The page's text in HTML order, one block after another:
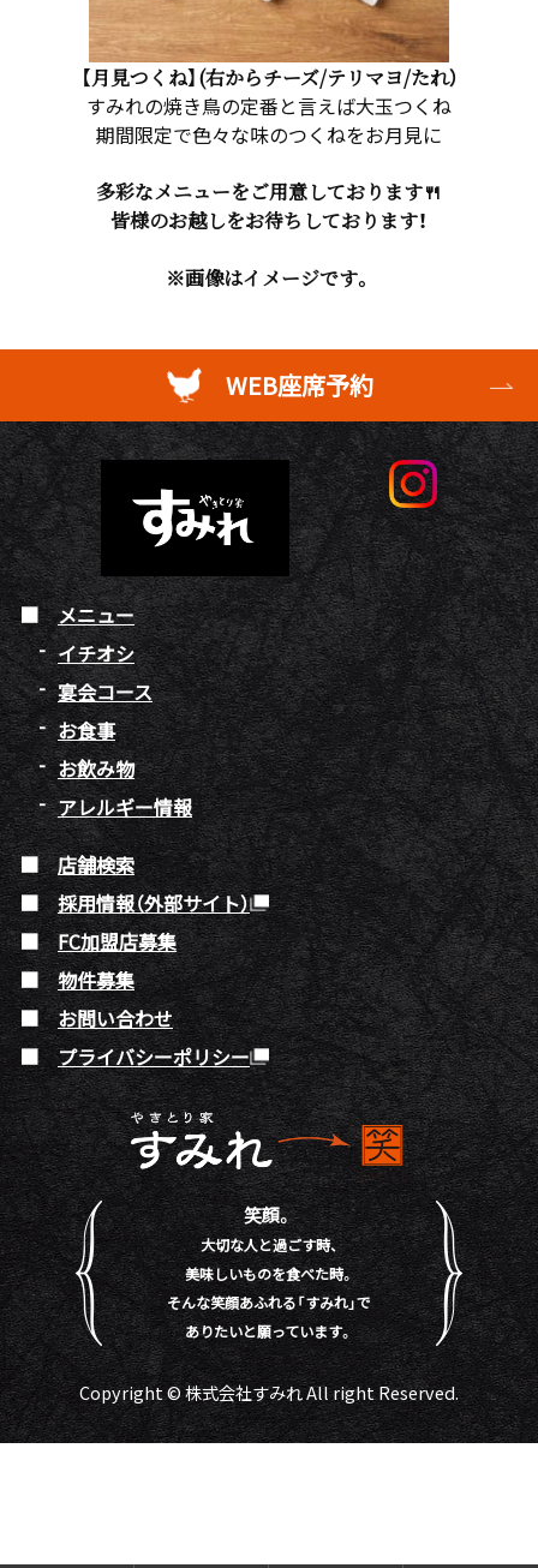
【月見つくね】(右からチーズ/テリマヨ/たれ）
すみれの焼き鳥の定番と言えば大玉つくね
期間限定で色々な味のつくねをお月見に
多彩なメニューをご用意しております🍴
皆様のお越しをお待ちしております！
※画像はイメージです。
WEB座席予約
メニュー
イチオシ
宴会コース
お食事
お飲み物
アレルギー情報
店舗検索
採用情報（外部サイト）
FC加盟店募集
物件募集
お問い合わせ
プライバシーポリシー
笑顔。
大切な人と過ごす時、
美味しいものを食べた時。
そんな笑顔あふれる「すみれ」で
ありたいと願っています。
Copyright © 株式会社すみれ All right Reserved.